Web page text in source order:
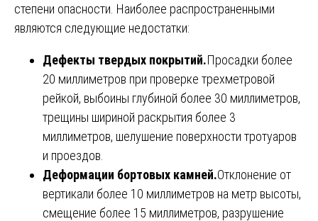
степени опасности. Наиболее распространенными
являются следующие недостатки:
Дефекты твердых покрытий.Просадки более
20 миллиметров при проверке трехметровой
рейкой, выбоины глубиной более 30 миллиметров,
трещины шириной раскрытия более 3
миллиметров, шелушение поверхности тротуаров
и проездов.
Деформации бортовых камней.Отклонение от
вертикали более 10 миллиметров на метр высоты,
смещение более 15 миллиметров, разрушение